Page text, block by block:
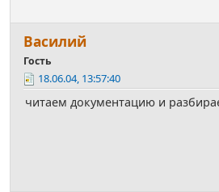
Василий
Гость
18.06.04, 13:57:40
читаем документацию и